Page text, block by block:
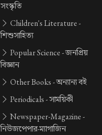
সংস্কৃতি
Children's Literature -
শিশুসাহিত্য
Popular Science -জনপ্রিয়
বিজ্ঞান
Other Books -অন্যান্য বই
Periodicals -সাময়িকী
Newspaper-Magazine -
নিউজপেপার-ম্যাগাজিন